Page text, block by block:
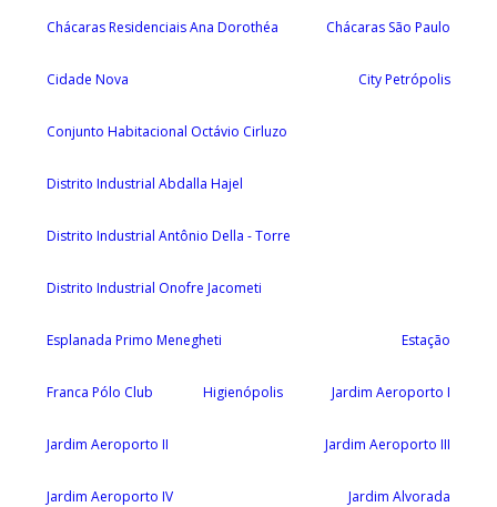
Chácaras Residenciais Ana Dorothéa Chácaras São Paulo
Cidade Nova City Petrópolis
Conjunto Habitacional Octávio Cirluzo
Distrito Industrial Abdalla Hajel
Distrito Industrial Antônio Della - Torre
Distrito Industrial Onofre Jacometi
Esplanada Primo Menegheti Estação
Franca Pólo Club Higienópolis Jardim Aeroporto I
Jardim Aeroporto II Jardim Aeroporto III
Jardim Aeroporto IV Jardim Alvorada